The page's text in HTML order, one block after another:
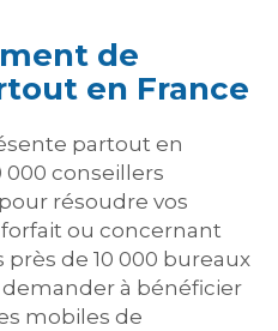
de
en France
partout en
000 conseillers
résoudre vos
ou concernant
de 10 000 bureaux
à bénéficier
mobiles de